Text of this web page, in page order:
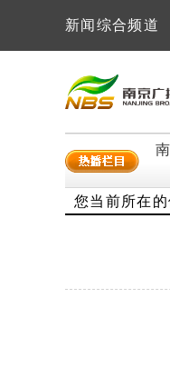
新闻综合频道
您当前所在